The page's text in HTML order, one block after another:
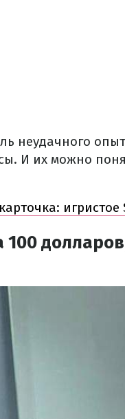
неудачного
И их можно
игристое
100